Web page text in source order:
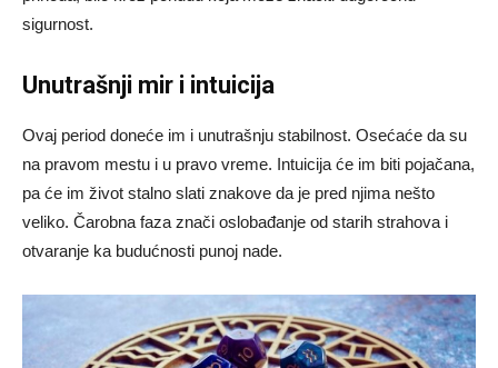
sigurnost.
Unutrašnji mir i intuicija
Ovaj period doneće im i unutrašnju stabilnost. Osećaće da su
na pravom mestu i u pravo vreme. Intuicija će im biti pojačana,
pa će im život stalno slati znakove da je pred njima nešto
veliko. Čarobna faza znači oslobađanje od starih strahova i
otvaranje ka budućnosti punoj nade.